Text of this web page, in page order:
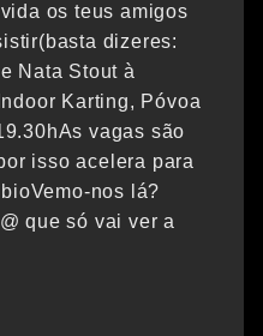
os teus amigos
dizeres:
Nata Stout à
Karting, Póvoa
vagas são
isso acelera para
nos lá?
que só vai ver a